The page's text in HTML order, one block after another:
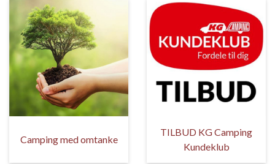
Camping med omtanke
TILBUD KG Camping
Kundeklub